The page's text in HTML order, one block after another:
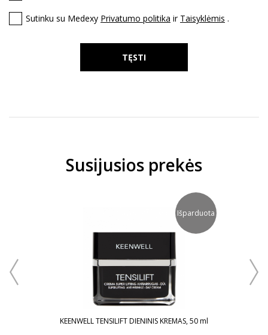
Sutinku su Medexy Privatumo politika ir Taisyklėmis .
TĘSTI
Susijusios prekės
Išparduota
KEENWELL TENSILIFT DIENINIS KREMAS, 50 ml